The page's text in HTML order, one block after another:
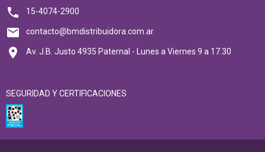
15-4074-2900
contacto@bmdistribuidora.com.ar
Av. J.B. Justo 4935 Paternal - Lunes a Viernes 9 a 17.30
SEGURIDAD Y CERTIFICACIONES